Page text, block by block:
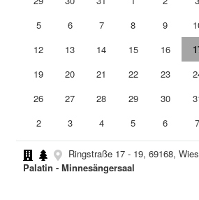
5
6 7 8 9
12
13 14 15 16
19
20 21 22 23
26
27 28 29 30
2
3 4 5 6 7
Ringstraße 17 - 19, 69168,
Palatin - Minnesängersaal